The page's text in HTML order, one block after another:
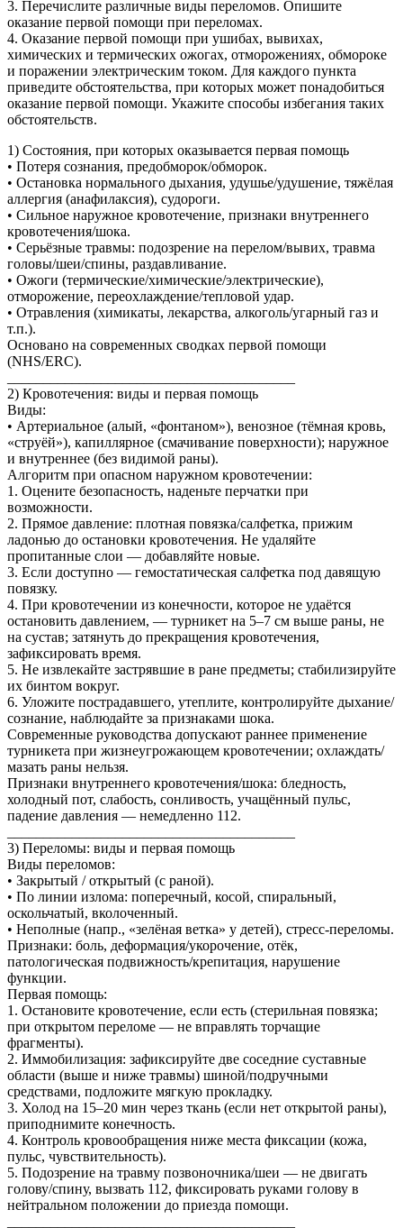
3. Перечислите различные виды переломов. Опишите
оказание первой помощи при переломах.
4. Оказание первой помощи при ушибах, вывихах,
химических и термических ожогах, отморожениях, обмороке
и поражении электрическим током. Для каждого пункта
приведите обстоятельства, при которых может понадобиться
оказание первой помощи. Укажите способы избегания таких
обстоятельств.
1) Состояния, при которых оказывается первая помощь
• Потеря сознания, предобморок/обморок.
• Остановка нормального дыхания, удушье/удушение, тяжёлая
аллергия (анафилаксия), судороги.
• Сильное наружное кровотечение, признаки внутреннего
кровотечения/шока.
• Серьёзные травмы: подозрение на перелом/вывих, травма
головы/шеи/спины, раздавливание.
• Ожоги (термические/химические/электрические),
отморожение, переохлаждение/тепловой удар.
• Отравления (химикаты, лекарства, алкоголь/угарный газ и
т.п.).
Основано на современных сводках первой помощи
(NHS/ERC).
2) Кровотечения: виды и первая помощь
Виды:
• Артериальное (алый, «фонтаном»), венозное (тёмная кровь,
«струёй»), капиллярное (смачивание поверхности); наружное
и внутреннее (без видимой раны).
Алгоритм при опасном наружном кровотечении:
1. Оцените безопасность, наденьте перчатки при
возможности.
2. Прямое давление: плотная повязка/салфетка, прижим
ладонью до остановки кровотечения. Не удаляйте
пропитанные слои — добавляйте новые.
3. Если доступно — гемостатическая салфетка под давящую
повязку.
4. При кровотечении из конечности, которое не удаётся
остановить давлением, — турникет на 5–7 см выше раны, не
на сустав; затянуть до прекращения кровотечения,
зафиксировать время.
5. Не извлекайте застрявшие в ране предметы; стабилизируйте
их бинтом вокруг.
6. Уложите пострадавшего, утеплите, контролируйте дыхание/
сознание, наблюдайте за признаками шока.
Современные руководства допускают раннее применение
турникета при жизнеугрожающем кровотечении; охлаждать/
мазать раны нельзя.
Признаки внутреннего кровотечения/шока: бледность,
холодный пот, слабость, сонливость, учащённый пульс,
падение давления — немедленно 112.
3) Переломы: виды и первая помощь
Виды переломов:
• Закрытый / открытый (с раной).
• По линии излома: поперечный, косой, спиральный,
оскольчатый, вколоченный.
• Неполные (напр., «зелёная ветка» у детей), стресс-переломы.
Признаки: боль, деформация/укорочение, отёк,
патологическая подвижность/крепитация, нарушение
функции.
Первая помощь:
1. Остановите кровотечение, если есть (стерильная повязка;
при открытом переломе — не вправлять торчащие
фрагменты).
2. Иммобилизация: зафиксируйте две соседние суставные
области (выше и ниже травмы) шиной/подручными
средствами, подложите мягкую прокладку.
3. Холод на 15–20 мин через ткань (если нет открытой раны),
приподнимите конечность.
4. Контроль кровообращения ниже места фиксации (кожа,
пульс, чувствительность).
5. Подозрение на травму позвоночника/шеи — не двигать
голову/спину, вызвать 112, фиксировать руками голову в
нейтральном положении до приезда помощи.